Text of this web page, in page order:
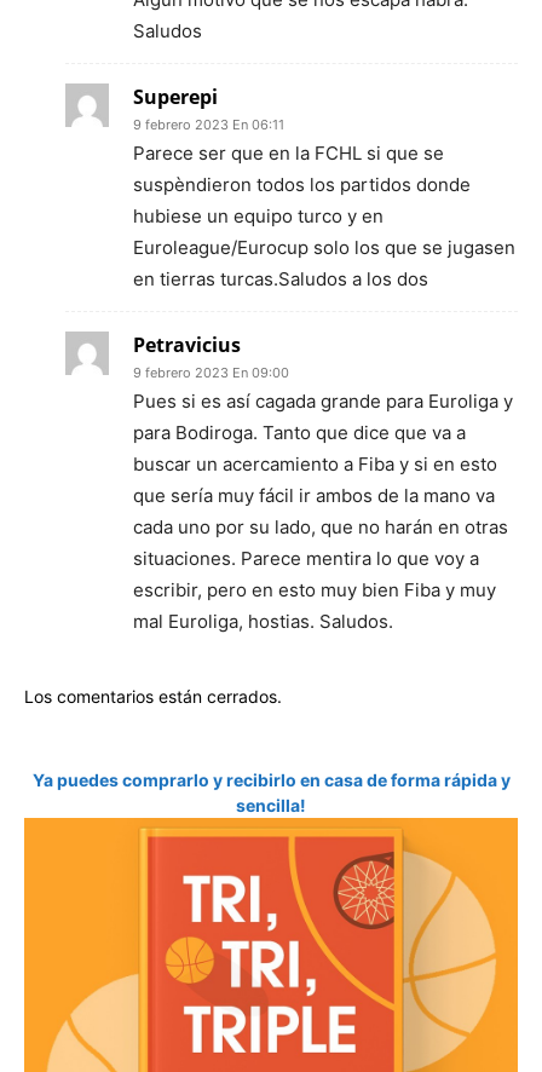
Saludos
Superepi
9 febrero 2023 En 06:11
Parece ser que en la FCHL si que se
suspèndieron todos los partidos donde
hubiese un equipo turco y en
Euroleague/Eurocup solo los que se jugasen
en tierras turcas.Saludos a los dos
Petravicius
9 febrero 2023 En 09:00
Pues si es así cagada grande para Euroliga y
para Bodiroga. Tanto que dice que va a
buscar un acercamiento a Fiba y si en esto
que sería muy fácil ir ambos de la mano va
cada uno por su lado, que no harán en otras
situaciones. Parece mentira lo que voy a
escribir, pero en esto muy bien Fiba y muy
mal Euroliga, hostias. Saludos.
Los comentarios están cerrados.
Ya puedes comprarlo y recibirlo en casa de forma rápida y
sencilla!